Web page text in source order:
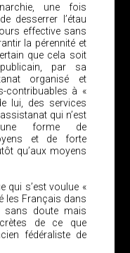
une fois
desserrer l’étau
effective sans
la pérennité et
que cela soit
par sa
organisé et
contribuables à «
lui, des services
qui n’est
forme de
et de forte
qu’aux moyens
qui s’est voulue «
les Français dans
sans doute mais
de ce que
fédéraliste de